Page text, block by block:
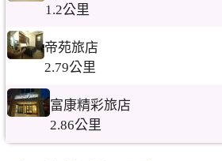
1.2公里
帝苑旅店
2.79公里
富康精彩旅店
2.86公里